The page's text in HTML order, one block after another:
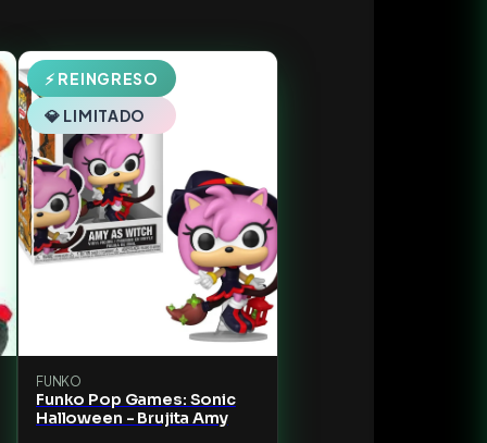
⚡ REINGRESO
💎 LIMITADO
FUNKO
Funko Pop Games: Sonic
Halloween - Brujita Amy